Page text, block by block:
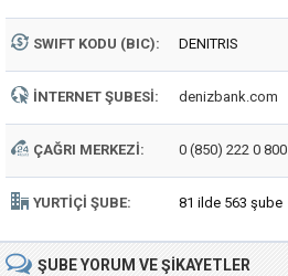
SWIFT KODU (BIC): DENITRIS
İNTERNET ŞUBESI: denizbank.com
ÇAĞRI MERKEZI: 0 (850) 222 0 800
YURTIÇI ŞUBE: 81 ilde 563 şube
ŞUBEYORUM VE ŞIKAYETLER